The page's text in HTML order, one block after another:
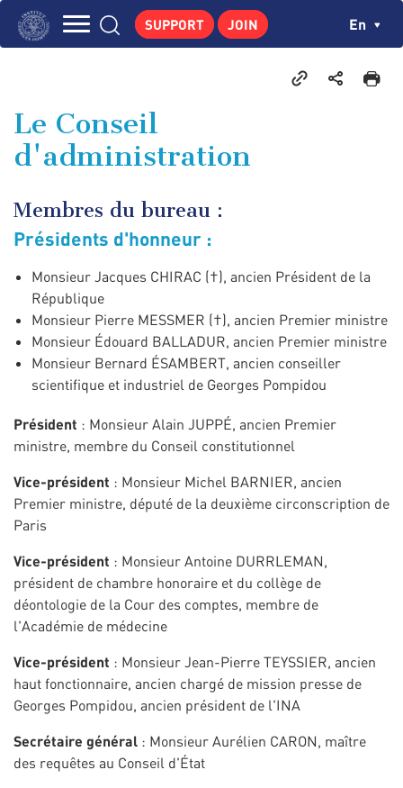
Skip
CENTRE DE RECHERCHES
PUBLICATIONS
PEDAGOGICAL AREA
SUPPORT JOIN En
Le Conseil
d'administration
Membres du bureau :
Présidents d'honneur :
Monsieur Jacques CHIRAC (†), ancien Président de la
République
Monsieur Pierre MESSMER (†), ancien Premier ministre
Monsieur Édouard BALLADUR, ancien Premier ministre
Monsieur Bernard ÉSAMBERT, ancien conseiller
scientifique et industriel de Georges Pompidou
Président : Monsieur Alain JUPPÉ, ancien Premier
ministre, membre du Conseil constitutionnel
Vice-président : Monsieur Michel BARNIER, ancien
Premier ministre, député de la deuxième circonscription de
Paris
Vice-président : Monsieur Antoine DURRLEMAN,
président de chambre honoraire et du collège de
déontologie de la Cour des comptes, membre de
l'Académie de médecine
Vice-président : Monsieur Jean-Pierre TEYSSIER, ancien
haut fonctionnaire, ancien chargé de mission presse de
Georges Pompidou, ancien président de l'INA
Secrétaire général : Monsieur Aurélien CARON, maître
des requêtes au Conseil d'État
Cookies management panel